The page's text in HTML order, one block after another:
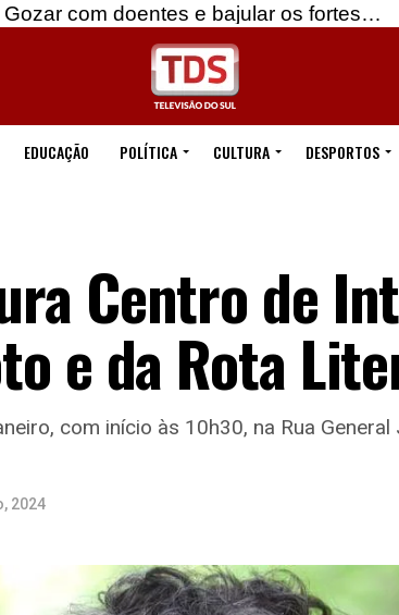
e bajular os fortes… Beja:
EDUCAÇÃO POLÍTICA CULTURA DESPORTOS
Centro de
e da Rota
com início às 10h30, na Rua
2024